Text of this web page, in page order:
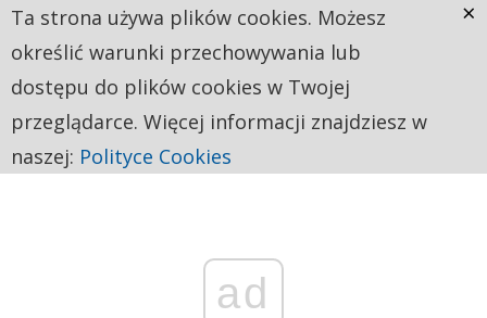
ad
Ta strona używa plików cookies. Możesz
określić warunki przechowywania lub
dostępu do plików cookies w Twojej
przeglądarce. Więcej informacji znajdziesz w
naszej: Polityce Cookies
×